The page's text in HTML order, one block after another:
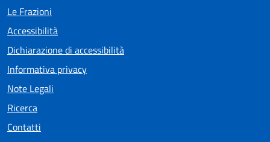
Le Frazioni
Accessibilità
Dichiarazione di accessibilità
Informativa privacy
Note Legali
Ricerca
Contatti